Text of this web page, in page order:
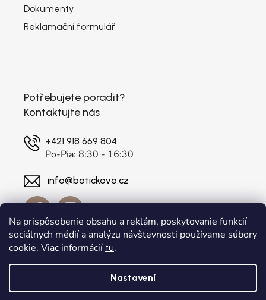
Na prispôsobenie obsahu a reklám, poskytovanie funkcií
sociálnych médií a analýzu návštevnosti používame súbory
cookie. Viac informácií tu.
Nastavení
Dokumenty
Reklamační formulář
Potřebujete poradit?
Kontaktujte nás
+421 918 669 804
Po-Pia: 8:30 - 16:30
info@botickovo.cz